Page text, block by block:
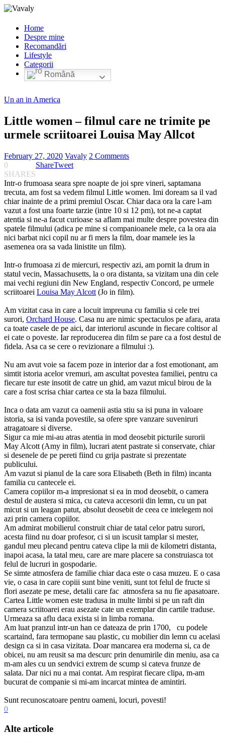
Home
Despre mine
Recomandări
Lifestyle
Categorii
Română
Un an in America
Little women – filmul care ne trimite pe
urmele scriitoarei Louisa May Allcot
February 27, 2020 Vavaly 2 Comments
0
SHARES
ShareTweet
Intr-o frumoasa seara spre noapte de joi spre vineri, saptamana
trecuta, am fost sa vedem filmul Little women. Imi doream sa il vad
chiar inainte de a primi premiul Oscar. Chiar daca ora la care l-am
vazut a fost una foarte tarzie (intre 10 si 12 pm), tot ne-a captat
atentia si ne-a facut curioase sa aflam mai multe despre povestea din
spatele filmului (adica pe mine si companioanele mele, ca la ora aia
nici barbat nici copil nu ar fi mers la film, doar mamele ies la
asemenea ora sa vada linistite un film).
Intr-o frumoasa zi de miercuri, respectiv azi, am pornit la drum in
statul vecin, Massachusetts, la o ora distanta, sa vizitam una din cele
mai vechi regiuni din New England, respectiv Concord, pe urmele
scriitoarei Louisa May Alcott (Jo in film).
Am vizitat casa in care a locuit impreuna cu familia si cele trei
surori, Orchard House. Casa nu are nimic spectaculos pe afara, arata
ca toate casele de pe aici, dar interiorul ascunde in fiecare coltisor al
ei cate o poveste. Iar reproducerea din film se pare ca a fost destul de
fidela. Asa ca se cere o revizionare a filmului :).
Nu am avut voie sa facem poze in interior dar a fost emotionant, am
simtit istoria acelor vremuri, am ascultat povestea familiei, pentru ca
fiecare tur este insotit de catre un ghid, am vazut micul birou de la
care a fost scrisa chiar cartea ce sta la baza filmului.
Inca o data am vazut ca oamenii astia stiu sa isi puna in valoare
istoria, sa isi vanda povestile, sa ofere spre vanzare suveniruri
atragatoare si diverse.
Sigur ca mie mi-au atras atentia in mod deosebit picturile surorii
May Alcott (Amy in film), lucrari atent pastrate si conservate, chiar
si desenele de pe pereti fiind cu grija pastrate si prezentate
publicului.
Am vazut si pianul de la care sora Elisabeth (Beth in film) incanta
familia cu cantecele ei.
Camera copiilor m-a impresionat si ea in mod deosebit, o camera
destul de austera si mica, cu cateva accesorii din lemn, cu un pat
micut si un leagan patut, absolut deosebit de ceea ce intelegem noi
azi prin camera copiilor.
Am admirat mobilierul construit chiar de tatal celor patru surori,
acesta fiind nu doar profesor, ci si un iscusit tamplar si mester,
gandul meu plecand pentru cateva clipe la mii de kilometri distanta,
inapoi acasa, la tatal meu, care are mare placere sa construiasca tot
felul de lucruri in gospodarie.
Se simte atmosfera de familie chiar daca este o casa muzeu. E o casa
vie, o casa in care copiii sunt bine veniti, sunt tot felul de fructe si
flori asezate pe mese, detalii care fac atmosfera sa nu fie apasatoare.
Cartea Little women este tradusa in multe limbi si pe un raft din
camera scriitoarei erau asezate cate un exemplar din cartile traduse.
Urmeaza sa aflu daca exista si in limba romana.
Am luat pranzul intr-un han ce dateaza de prin 1700, cu podele
scartaind, fara termopane sau plastic, cu mobilier din lemn cu acelasi
design ca si in casa vizitata. Doar mancarea era moderna si, ca de
obicei, nu am reusit sa ma descurc prin denumirile din meniu, asa ca
m-am ales cu un sendvici extrem de scump si cateva frunze de
salata. Dar nici nu a mai contat. Am respirat fiecare clipa, m-am
bucurat de companie si mi-am incarcat mintea de amintiri.
Sunt recunoscatoare pentru oameni, locuri, povesti!
0
Alte articole